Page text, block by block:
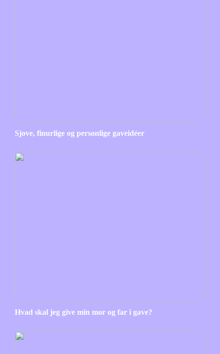
Sjove, finurlige og personlige gaveidéer
Hvad skal jeg give min mor og far i gave?